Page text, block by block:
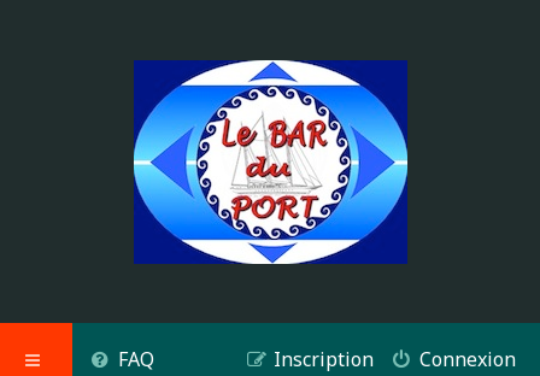
FAQ Connexion
Inscription